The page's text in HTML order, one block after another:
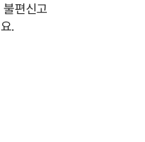
편신고
.